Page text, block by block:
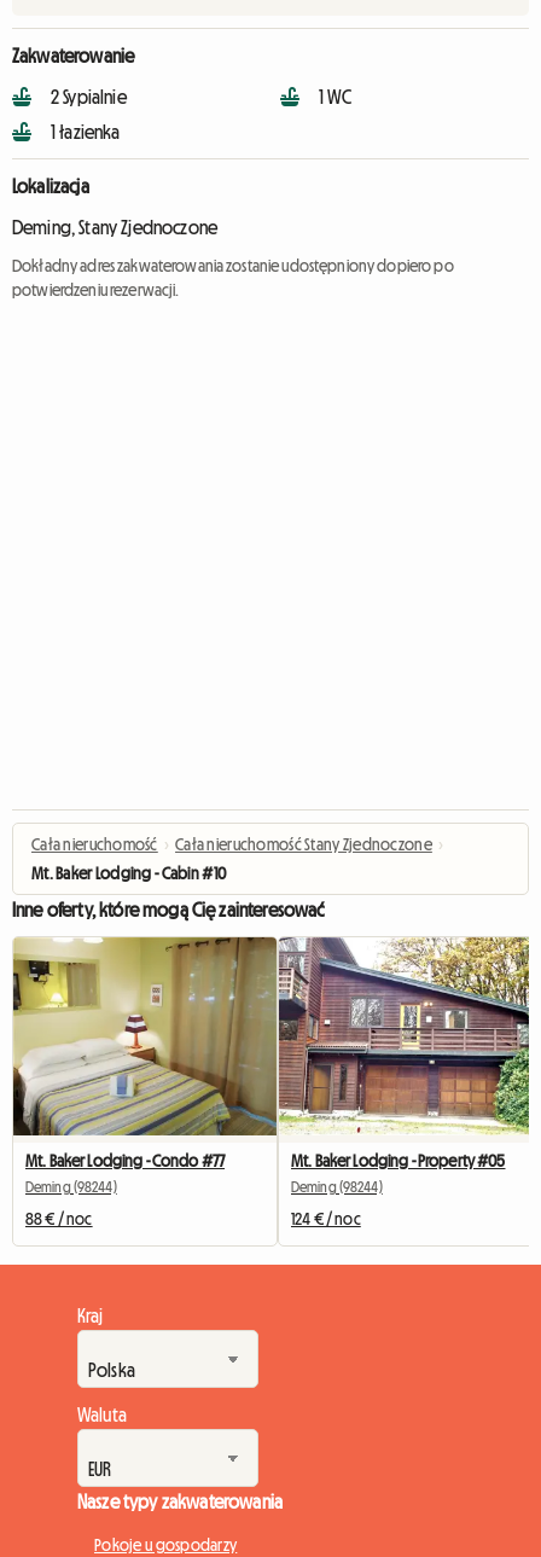
Zakwaterowanie
2 Sypialnie
1 łazienka
1 WC
Lokalizacja
Deming, Stany Zjednoczone
Dokładny adres zakwaterowania zostanie udostępniony dopiero po
potwierdzeniu rezerwacji.
Cała nieruchomość › Cała nieruchomość Stany Zjednoczone ›
Mt. Baker Lodging - Cabin #10
Inne oferty, które mogą Cię zainteresować
Mt. Baker Lodging - Condo #77
Deming (98244)
88 € / noc
Mt. Baker Lodging - Property #05
Deming (98244)
124 € / noc
Kraj
Waluta
Nasze typy zakwaterowania
Pokoje u gospodarzy